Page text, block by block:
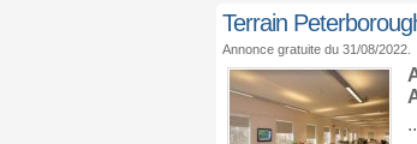
Terrain
Annonce gratuite du 31/08/2022.